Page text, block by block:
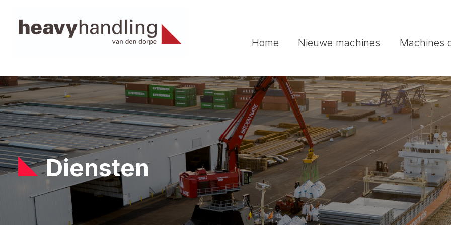
Home Nieuwe machines Machines
Diensten